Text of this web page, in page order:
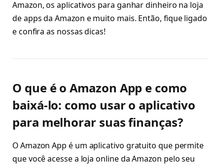
Amazon, os aplicativos para ganhar dinheiro na loja
de apps da Amazon e muito mais. Então, fique ligado
e confira as nossas dicas!
O que é o Amazon App e como
baixá-lo: como usar o aplicativo
para melhorar suas finanças?
O Amazon App é um aplicativo gratuito que permite
que você acesse a loja online da Amazon pelo seu